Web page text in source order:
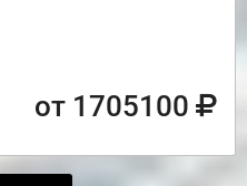
от 1705100